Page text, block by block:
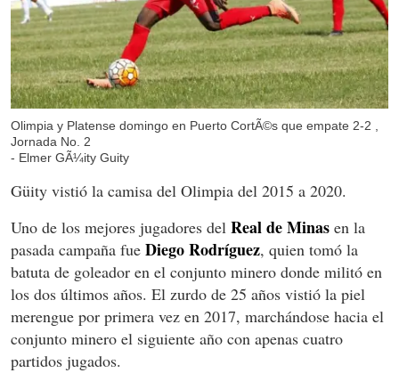
Olimpia y Platense domingo en Puerto CortÃ©s que empate 2-2 ,
Jornada No. 2
- Elmer GÃ¼ity Guity
Güity vistió la camisa del Olimpia del 2015 a 2020.
Uno de los mejores jugadores del Real de Minas en la
pasada campaña fue Diego Rodríguez, quien tomó la
batuta de goleador en el conjunto minero donde militó en
los dos últimos años. El zurdo de 25 años vistió la piel
merengue por primera vez en 2017, marchándose hacia el
conjunto minero el siguiente año con apenas cuatro
partidos jugados.